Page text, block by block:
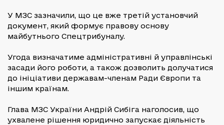
У МЗС зазначили, що це вже третій установчий
документ, який формує правову основу
майбутнього Спецтрибуналу.
Угода визначатиме адміністративні й управлінські
засади його роботи, а також дозволить долучатися
до ініціативи державам-членам Ради Європи та
іншим країнам.
Глава МЗС України Андрій Сибіга наголосив, що
ухвалене рішення юридично запускає діяльність